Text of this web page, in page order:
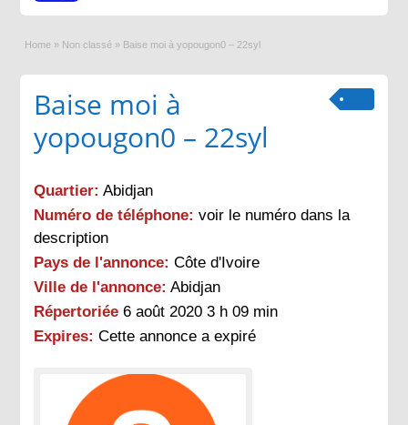
Home » Non classé » Baise moi à yopougon0 – 22syl
Baise moi à
yopougon0 – 22syl
Quartier: Abidjan
Numéro de téléphone: voir le numéro dans la
description
Pays de l'annonce: Côte d'Ivoire
Ville de l'annonce: Abidjan
Répertoriée 6 août 2020 3 h 09 min
Expires: Cette annonce a expiré